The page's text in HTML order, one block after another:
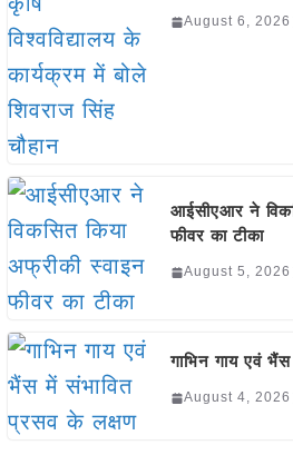
August 6, 2026
आईसीएआर ने
फीवर का टीका
August 5, 2026
गाभिन गाय एवं
August 4, 2026